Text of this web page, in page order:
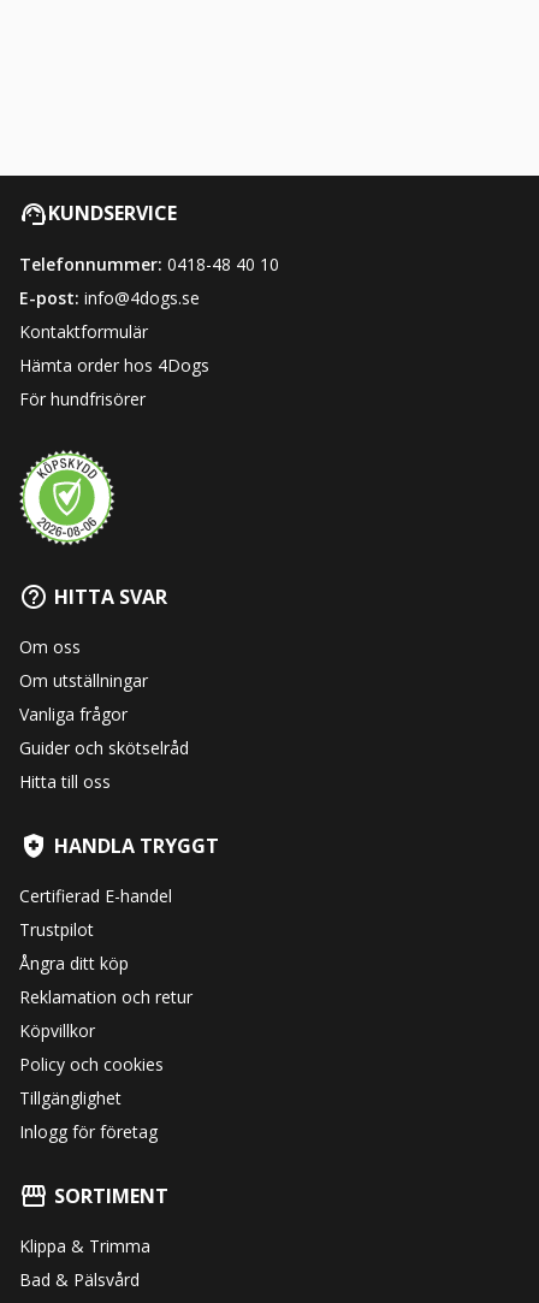
KUNDSERVICE
Telefonnummer: 0418-48 40 10
E-post: info@4dogs.se
Kontaktformulär
Hämta order hos 4Dogs
För hundfrisörer
HITTA SVAR
Om oss
Om utställningar
Vanliga frågor
Guider och skötselråd
Hitta till oss
HANDLA TRYGGT
Certifierad E-handel
Trustpilot
Ångra ditt köp
Reklamation och retur
Köpvillkor
Policy och cookies
Tillgänglighet
Inlogg för företag
SORTIMENT
Klippa & Trimma
Bad & Pälsvård